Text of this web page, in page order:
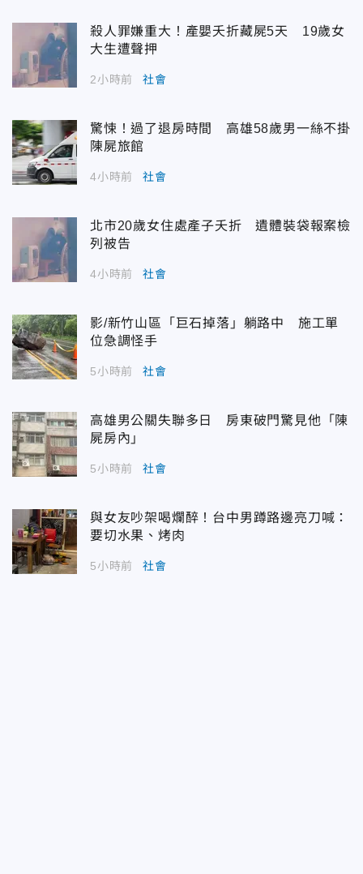
殺人罪嫌重大！產嬰夭折藏屍5天 19歲女
大生遭聲押
2小時前 社會
驚悚！過了退房時間 高雄58歲男一絲不掛
陳屍旅館
4小時前 社會
北市20歲女住處產子夭折 遺體裝袋報案檢
列被告
4小時前 社會
影/新竹山區「巨石掉落」躺路中 施工單
位急調怪手
5小時前 社會
高雄男公關失聯多日 房東破門驚見他「陳
屍房內」
5小時前 社會
與女友吵架喝爛醉！台中男蹲路邊亮刀喊：
要切水果、烤肉
5小時前 社會